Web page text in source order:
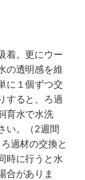
着。更にウー
の透明感を維
に１個ずつ交
すると、ろ過
育水で水洗
い。（2週間
過材の交換と
時に行うと水
合がありま